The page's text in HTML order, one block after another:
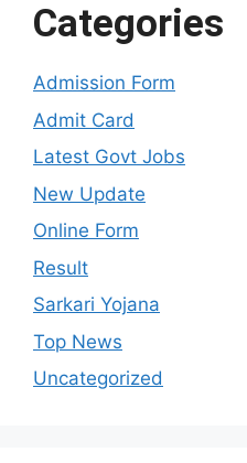
Categories
Admission Form
Admit Card
Latest Govt Jobs
New Update
Online Form
Result
Sarkari Yojana
Top News
Uncategorized